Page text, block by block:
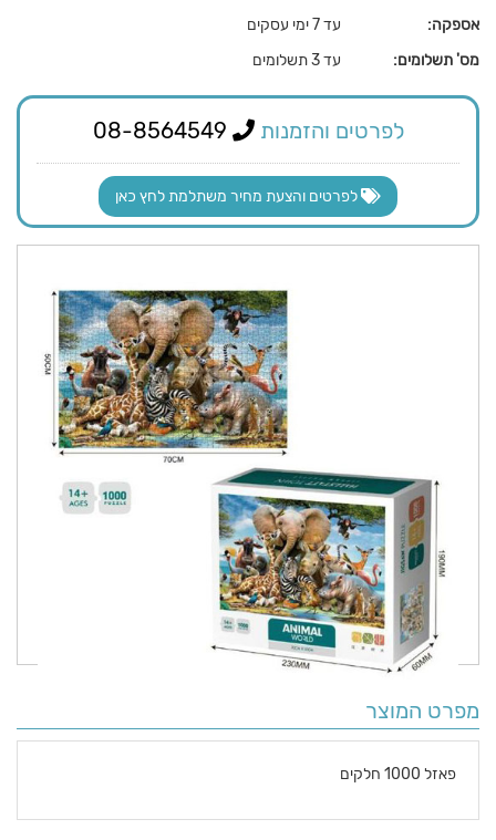
אספקה:
עד 7 ימי עסקים
מס' תשלומים:
עד 3 תשלומים
לפרטים והזמנות
לפרטים והצעת מחיר משתלמת לחץ כאן
מפרט המוצר
פאזל 1000 חלקים